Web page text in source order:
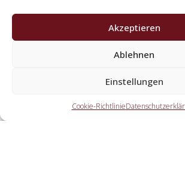
Akzeptieren
Ablehnen
Einstellungen
Cookie-Richtlinie
Welche Leistungen übernehmen die
Die Kooperationspartner erledigen alle
Sie von einem Schlüsselnotdienst